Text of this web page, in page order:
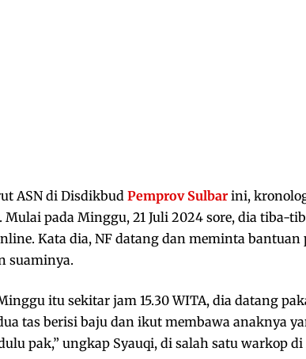
ASN di Disdikbud Pemprov Sulbarini,
Mulai pada Minggu, 21 Juli 2024 sore, dia tiba-
Kata dia, NF datang dan meminta
suaminya.
itu sekitar jam 15.30 WITA, dia datang
tas berisi baju dan ikut membawa anaknya
pak,” ungkap Syauqi, di salah satu warkop